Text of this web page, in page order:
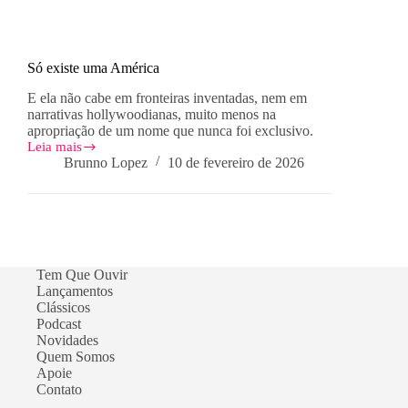
Só existe uma América
E ela não cabe em fronteiras inventadas, nem em
narrativas hollywoodianas, muito menos na
apropriação de um nome que nunca foi exclusivo.
Leia mais
Só
Brunno Lopez 10 de fevereiro de 2026
Tem Que Ouvir
Lançamentos
Clássicos
Podcast
Novidades
Quem Somos
Apoie
Contato